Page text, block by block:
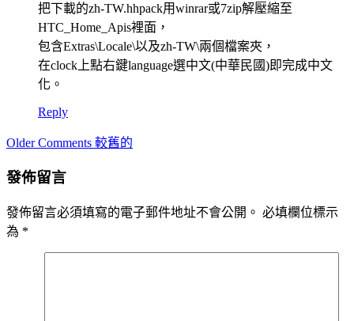
把下載的zh-TW.hhpack用winrar或7zip解壓縮至
HTC_Home_Apis裡面，
包含Extras\Locale\以及zh-TW\兩個檔案夾，
在clock上點右鍵language選中文(中華民國)即完成中文
化。
Reply
Comment
Older Comments 較舊的
發佈留言
發佈留言必須填寫的電子郵件地址不會公開。 必填欄位標示
為 *